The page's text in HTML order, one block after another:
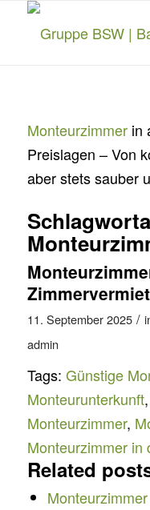
Monteurzimmerin
Preislagen – Von
aber stets sauber
11. September 2025 /
admin
Tags: Günstige
Monteurunterkunft,
Monteurzimmer,
Monteurzimmer in
Related